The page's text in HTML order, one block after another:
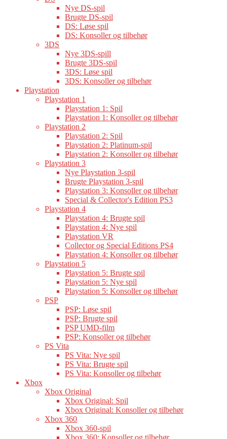
Nye DS-spil
Brugte DS-spil
DS: Løse spil
DS: Konsoller og tilbehør
3DS
Nye 3DS-spill
Brugte 3DS-spil
3DS: Løse spil
3DS: Konsoller og tilbehør
Playstation
Playstation 1
Playstation 1: Spil
Playstation 1: Konsoller og tilbehør
Playstation 2
Playstation 2: Spil
Playstation 2: Platinum-spil
Playstation 2: Konsoller og tilbehør
Playstation 3
Nye Playstation 3-spil
Brugte Playstation 3-spil
Playstation 3: Konsoller og tilbehør
Special & Collector's Edition PS3
Playstation 4
Playstation 4: Brugte spil
Playstation 4: Nye spil
Playstation VR
Collector og Special Editions PS4
Playstation 4: Konsoller og tilbehør
Playstation 5
Playstation 5: Brugte spil
Playstation 5: Nye spil
Playstation 5: Konsoller og tilbehør
PSP
PSP: Løse spil
PSP: Brugte spil
PSP UMD-film
PSP: Konsoller og tilbehør
PS Vita
PS Vita: Nye spil
PS Vita: Brugte spil
PS Vita: Konsoller og tilbehør
Xbox
Xbox Original
Xbox Original: Spil
Xbox Original: Konsoller og tilbehør
Xbox 360
Xbox 360-spil